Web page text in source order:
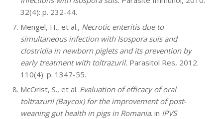
32(4): p. 232-44.
Mengel, H., et al., Necrotic enteritis due to
simultaneous infection with Isospora suis and
clostridia in newborn piglets and its prevention by
early treatment with toltrazuril. Parasitol Res, 2012.
110(4): p. 1347-55.
McOrist, S., et al. Evaluation of efficacy of oral
toltrazuril (Baycox) for the improvement of post-
weaning gut health in pigs in Romania. in IPVS